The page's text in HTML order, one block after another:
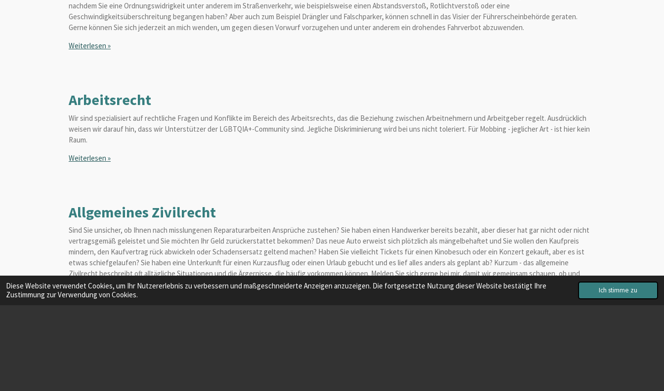
Diese Website verwendet Cookies, um Ihr Nutzererlebnis zu verbessern und maßgeschneiderte Anzeigen anzuzeigen. Die fortgesetzte Nutzung dieser Website bestätigt Ihre
Zustimmung zur Verwendung von Cookies.
Ich stimme zu
nachdem Sie eine Ordnungswidrigkeit unter anderem im Straßenverkehr, wie beispielsweise einen Abstandsverstoß, Rotlichtverstoß oder eine
Geschwindigkeitsüberschreitung begangen haben? Aber auch zum Beispiel Drängler und Falschparker, können schnell in das Visier der Führerscheinbehörde geraten.
Gerne können Sie sich jederzeit an mich wenden, um gegen diesen Vorwurf vorzugehen und unter anderem ein drohendes Fahrverbot abzuwenden.
Weiterlesen »
Arbeitsrecht
Wir sind spezialisiert auf rechtliche Fragen und Konflikte im Bereich des Arbeitsrechts, das die Beziehung zwischen Arbeitnehmern und Arbeitgeber regelt. Ausdrücklich
weisen wir darauf hin, dass wir Unterstützer der LGBTQIA+-Community sind. Jegliche Diskriminierung wird bei uns nicht toleriert. Für Mobbing - jeglicher Art - ist hier kein
Raum.
Weiterlesen »
Allgemeines Zivilrecht
Sind Sie unsicher, ob Ihnen nach misslungenen Reparaturarbeiten Ansprüche zustehen? Sie haben einen Handwerker bereits bezahlt, aber dieser hat gar nicht oder nicht
vertragsgemäß geleistet und Sie möchten Ihr Geld zurückerstattet bekommen? Das neue Auto erweist sich plötzlich als mängelbehaftet und Sie wollen den Kaufpreis
mindern, den Kaufvertrag rück abwickeln oder Schadensersatz geltend machen? Haben Sie vielleicht Tickets für einen Kinobesuch oder ein Konzert gekauft, aber es ist
etwas schiefgelaufen? Sie haben eine Unterkunft für einen Kurzausflug oder einen Urlaub gebucht und es lief alles anders als geplant ab? Kurzum - das allgemeine
Zivilrecht beschreibt oft alltägliche Situationen und die Ärgernisse, die häufig vorkommen können. Melden Sie sich gerne bei mir, damit wir gemeinsam schauen, ob und
welche Ansprüche Sie geltend machen können